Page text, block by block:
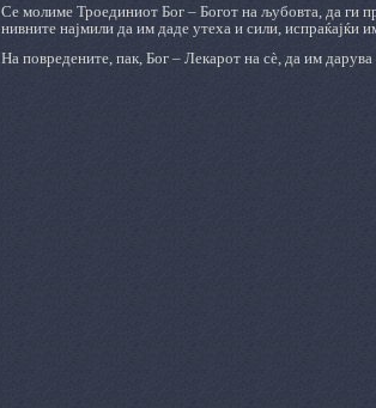
Се молиме Троединиот Бог – Богот на љубовта, да ги
нивните најмили да им даде утеха и сили, испраќајќи
На повредените, пак, Бог – Лекарот на сѐ, да им